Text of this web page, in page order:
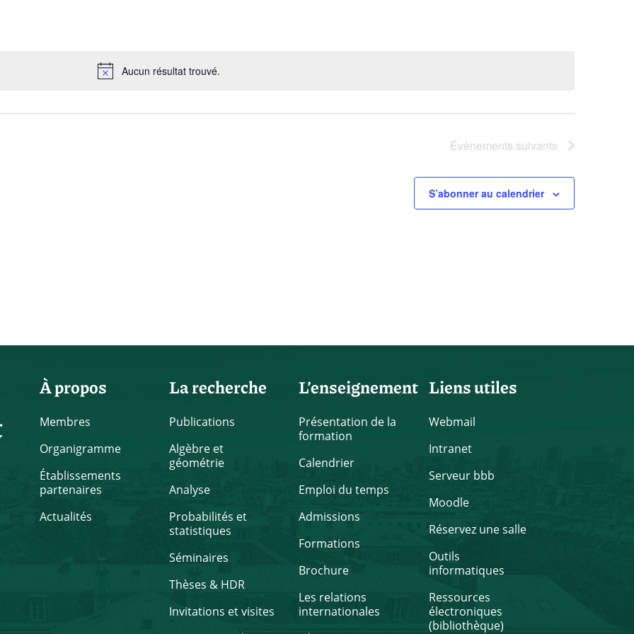
Aucun résultat trouvé.
Évènements suivants
S’abonner au calendrier
À propos
Membres
Organigramme
Établissements
partenaires
Actualités
La recherche
Publications
Algèbre et
géométrie
Analyse
Probabilités et
statistiques
Séminaires
Thèses & HDR
Invitations et visites
L’enseignement
Présentation de la
formation
Calendrier
Emploi du temps
Admissions
Formations
Brochure
Les relations
internationales
Liens utiles
Webmail
Intranet
Serveur bbb
Moodle
Réservez une salle
Outils
informatiques
Ressources
électroniques
(bibliothèque)